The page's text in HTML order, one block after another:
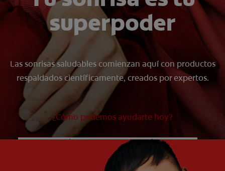
UY (ES)
SUSCRIBITE
superpoder
Las sonrisas saludables comienzan aquí con productos
respaldados científicamente, creados por expertos.
¿Cómo podemos ayudarte hoy?
¿QUÉ ES LO QUE NECESITÁS?